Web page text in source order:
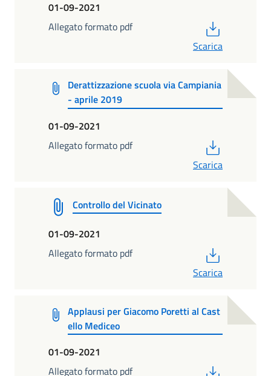
01-09-2021
Allegato formato pdf
Scarica
Derattizzazione scuola via Campiania
- aprile 2019
01-09-2021
Allegato formato pdf
Scarica
Controllo del Vicinato
01-09-2021
Allegato formato pdf
Scarica
Applausi per Giacomo Poretti al Cast
ello Mediceo
01-09-2021
Allegato formato pdf